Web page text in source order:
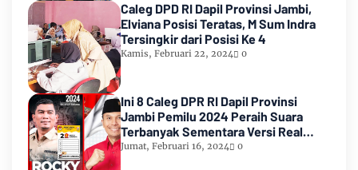
Caleg DPD RI Dapil Provinsi Jambi,
Elviana Posisi Teratas, M Sum Indra
Tersingkir dari Posisi Ke 4
Kamis, Februari 22, 2024 0
Ini 8 Caleg DPR RI Dapil Provinsi
Jambi Pemilu 2024 Peraih Suara
Terbanyak Sementara Versi Real
Count KPU RI
Jumat, Februari 16, 2024 0